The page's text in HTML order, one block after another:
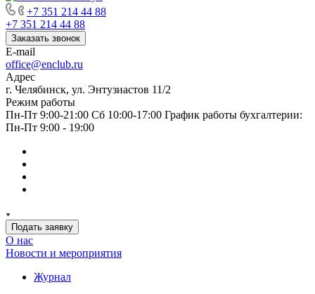
+7 351 214 44 88
+7 351 214 44 88
Заказать звонок
E-mail
office@enclub.ru
Адрес
г. Челябинск, ул. Энтузиастов 11/2
Режим работы
Пн-Пт 9:00-21:00 Сб 10:00-17:00 График работы бухгалтерии:
Пн-Пт 9:00 - 19:00
Подать заявку
О нас
Новости и мероприятия
Журнал